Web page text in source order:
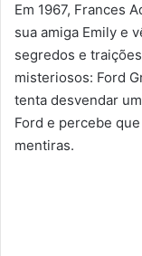
Em 1967, Frances
sua amiga Emily e
segredos e
misteriosos: Ford
tenta desvendar
Ford e percebe
mentiras.